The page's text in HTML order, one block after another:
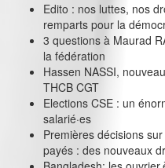
Edito : nos luttes, nos
remparts pour la
3 questions à Maurad
la fédération
Hassen NASSI,
THCB CGT
Elections CSE : un
salarié·es
Premières décisions
payés : des nouveaux